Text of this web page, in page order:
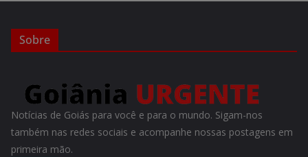
Sobre
Notícias de Goiás para você e para o mundo. Sigam-nos
também nas redes sociais e acompanhe nossas postagens em
primeira mão.